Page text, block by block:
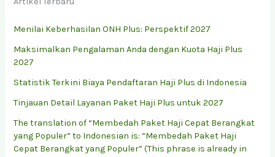
Menilai Keberhasilan ONH Plus: Perspektif 2027
Maksimalkan Pengalaman Anda dengan Kuota Haji Plus
2027
Statistik Terkini Biaya Pendaftaran Haji Plus di Indonesia
Tinjauan Detail Layanan Paket Haji Plus untuk 2027
The translation of “Membedah Paket Haji Cepat Berangkat
yang Populer” to Indonesian is: “Membedah Paket Haji
Cepat Berangkat yang Populer” (This phrase is already in